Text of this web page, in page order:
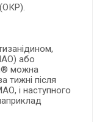
або
можна
тижні після
і наступного